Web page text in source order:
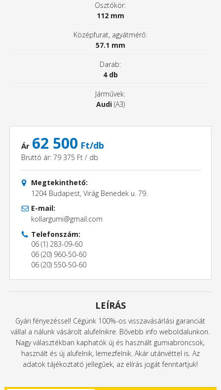
Osztókör:
112 mm
Középfurat, agyátmérő:
57.1 mm
Darab:
4 db
Járművek:
Audi(A3)
Ár 62 500 Ft/db
Bruttó ár: 79 375 Ft / db
Megtekinthető:
1204 Budapest, Virág Benedek u. 79.
E-mail:
kollargumi@gmail.com
Telefonszám:
06 (1) 283-09-60
06 (20) 960-50-60
06 (20) 550-50-60
LEÍRÁS
Gyári fényezéssel! Cégünk 100%-os visszavásárlási garanciát
vállal a nálunk vásárolt alufelnikre. Bővebb info weboldalunkon.
Nagy választékban kaphatók új és használt gumiabroncsok,
használt és új alufelnik, lemezfelnik. Akár utánvéttel is. Az
adatok tájékoztató jellegűek, az elírás jogát fenntartjuk!